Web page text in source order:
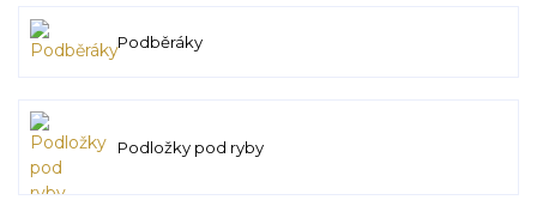
Podběráky
Podložky pod ryby